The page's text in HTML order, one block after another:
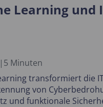
Learning und
| 5 Minuten
transformiert die
von
und funktionale